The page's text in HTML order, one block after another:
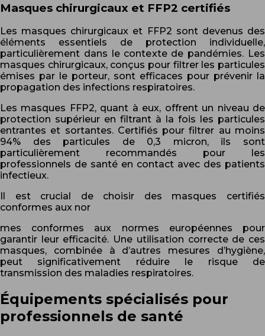
Masques chirurgicaux et FFP2 certifiés
Les masques chirurgicaux et FFP2 sont devenus des
éléments essentiels de protection individuelle,
particulièrement dans le contexte de pandémies. Les
masques chirurgicaux, conçus pour filtrer les particules
émises par le porteur, sont efficaces pour prévenir la
propagation des infections respiratoires.
Les masques FFP2, quant à eux, offrent un niveau de
protection supérieur en filtrant à la fois les particules
entrantes et sortantes. Certifiés pour filtrer au moins
94% des particules de 0,3 micron, ils sont
particulièrement recommandés pour les
professionnels de santé en contact avec des patients
infectieux.
Il est crucial de choisir des masques certifiés
conformes aux nor
mes conformes aux normes européennes pour
garantir leur efficacité. Une utilisation correcte de ces
masques, combinée à d’autres mesures d’hygiène,
peut significativement réduire le risque de
transmission des maladies respiratoires.
Équipements spécialisés pour
professionnels de santé